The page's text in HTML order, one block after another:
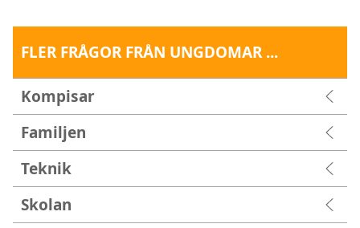
FLER FRÅGOR FRÅN UNGDOMAR ...
Kompisar
Familjen
Teknik
Skolan